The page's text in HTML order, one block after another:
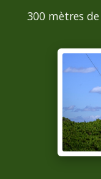
300 mètres